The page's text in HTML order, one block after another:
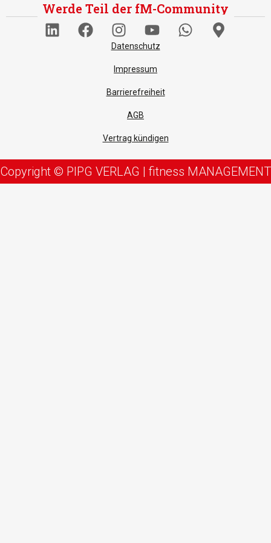
Werde Teil der fM-Community
Datenschutz
Impressum
Barrierefreiheit
AGB
Vertrag kündigen
Copyright © PIPG VERLAG | fitness MANAGEMENT